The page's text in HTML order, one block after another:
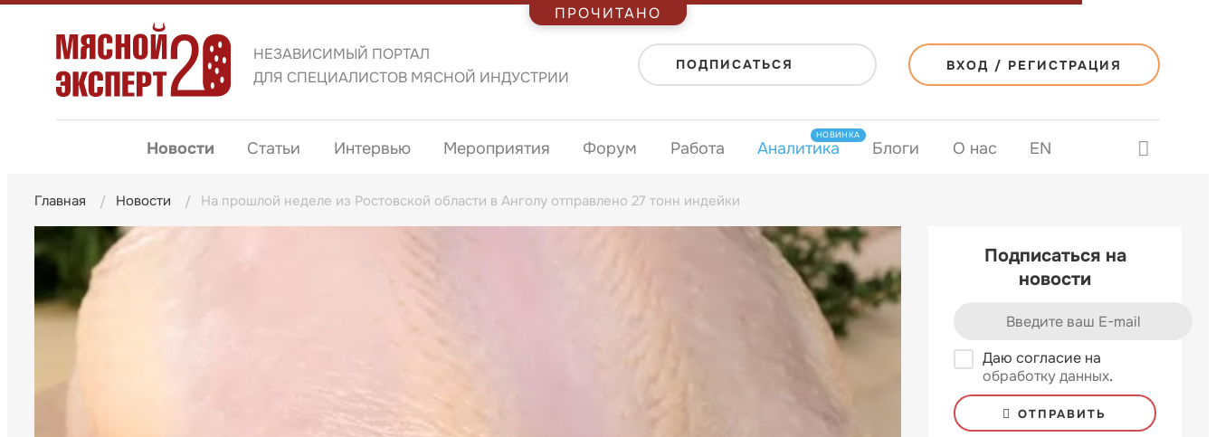
НЕЗАВИСИМЫЙ ПОРТАЛ
ДЛЯ СПЕЦИАЛИСТОВ МЯСНОЙ ИНДУСТРИИ
ПОДПИСАТЬСЯ ВХОД / РЕГИСТРАЦИЯ
Новости Статьи Интервью Мероприятия Форум Работа Аналитика
НОВИНКА
Блоги О нас EN
Главная Новости На прошлой неделе из Ростовской области в Анголу отправлено 27 тонн индейки
Подписаться на
новости
Даю согласие на
обработку данных.
ОТПРАВИТЬ
ПРОЧИТАНО